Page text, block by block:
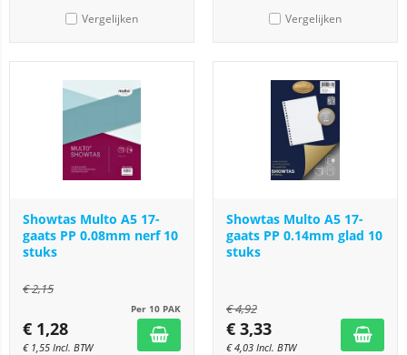
Vergelijken Vergelijken
Showtas Multo A5 17-
gaats PP 0.08mm nerf 10
stuks
€2,15
Per 10 PAK
€ 1,28
€ 1,55 Incl. BTW
Showtas Multo A5 17-
gaats PP 0.14mm glad 10
stuks
€4,92
€ 3,33
€4,03 Incl. BTW